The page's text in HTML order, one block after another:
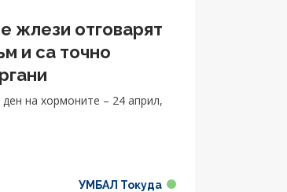
жлези отговарят
и са точно
на хормоните – 24 април,
УМБАЛ Токуда